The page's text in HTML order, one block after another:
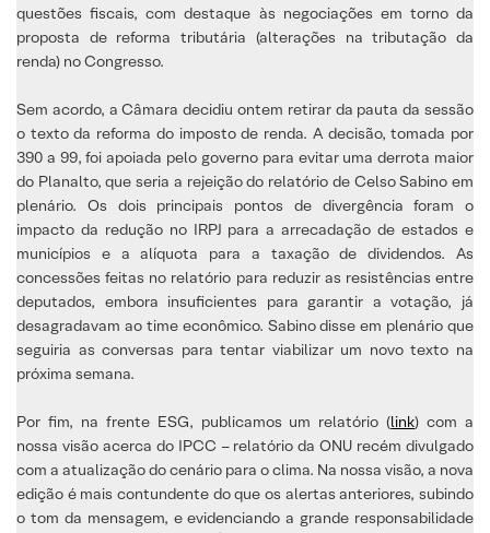
questões fiscais, com destaque às negociações em torno da
proposta de reforma tributária (alterações na tributação da
renda) no Congresso.
Sem acordo, a Câmara decidiu ontem retirar da pauta da sessão
o texto da reforma do imposto de renda. A decisão, tomada por
390 a 99, foi apoiada pelo governo para evitar uma derrota maior
do Planalto, que seria a rejeição do relatório de Celso Sabino em
plenário. Os dois principais pontos de divergência foram o
impacto da redução no IRPJ para a arrecadação de estados e
municípios e a alíquota para a taxação de dividendos. As
concessões feitas no relatório para reduzir as resistências entre
deputados, embora insuficientes para garantir a votação, já
desagradavam ao time econômico. Sabino disse em plenário que
seguiria as conversas para tentar viabilizar um novo texto na
próxima semana.
Por fim, na frente ESG, publicamos um relatório (link) com a
nossa visão acerca do IPCC – relatório da ONU recém divulgado
com a atualização do cenário para o clima. Na nossa visão, a nova
edição é mais contundente do que os alertas anteriores, subindo
o tom da mensagem, e evidenciando a grande responsabilidade